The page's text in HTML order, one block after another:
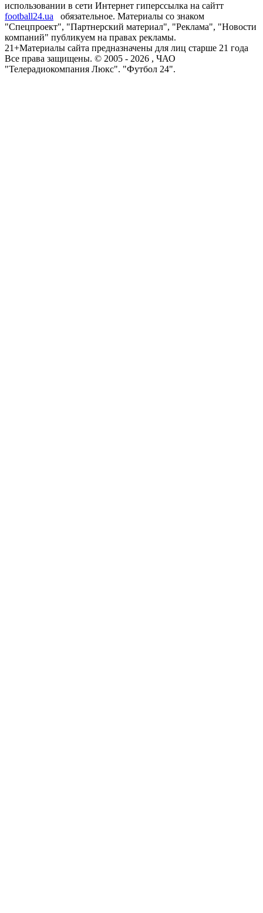
использовании в сети Интернет гиперссылка на сайтт
football24.ua
обязательное. Материалы со знаком
"Спецпроект", "Партнерский материал", "Реклама", "Новости
компаний" публикуем на правах рекламы.
21+Материалы сайта предназначены для лиц старше 21 года
Все права защищены. © 2005 - 2026 , ЧАО
"Телерадиокомпания Люкс". "Футбол 24".